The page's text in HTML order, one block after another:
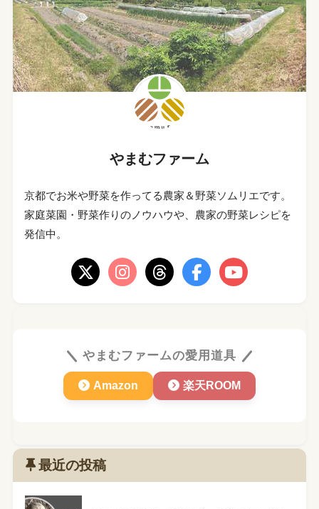
やまむファーム
京都でお米や野菜を作ってる農家＆野菜ソムリエです。
家庭菜園・野菜作りのノウハウや、農家の野菜レシピを
発信中。
やまむファームの愛用道具
Amazon 楽天ROOM
最近の投稿